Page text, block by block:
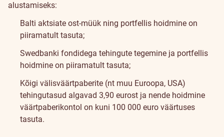
alustamiseks:
Balti aktsiate ost-müük ning portfellis hoidmine on
piiramatult tasuta;
Swedbanki fondidega tehingute tegemine ja portfellis
hoidmine on piiramatult tasuta;
Kõigi välisväärtpaberite (nt muu Euroopa, USA)
tehingutasud algavad 3,90 eurost ja nende hoidmine
väärtpaberikontol on kuni 100 000 euro väärtuses
tasuta.